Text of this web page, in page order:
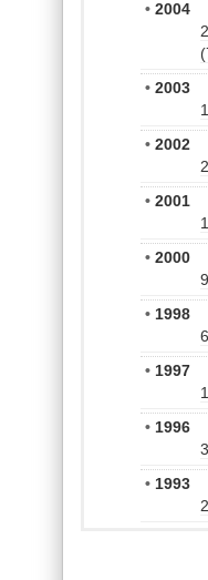
• 2004
• 2003
• 2002
• 2001
• 2000
• 1998
• 1997
• 1996
• 1993